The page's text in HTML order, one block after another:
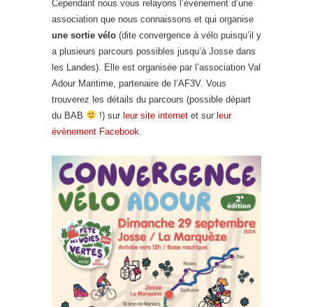
Cependant nous vous relayons l’évènement d’une
association que nous connaissons et qui organise
une sortie vélo (dite convergence à vélo puisqu’il y
a plusieurs parcours possibles jusqu’à Josse dans
les Landes). Elle est organisée par l’association Val
Adour Maritime, partenaire de l’AF3V. Vous
trouverez les détails du parcours (possible départ
du BAB
!) sur leur site internetet sur leur
évènement Facebook.